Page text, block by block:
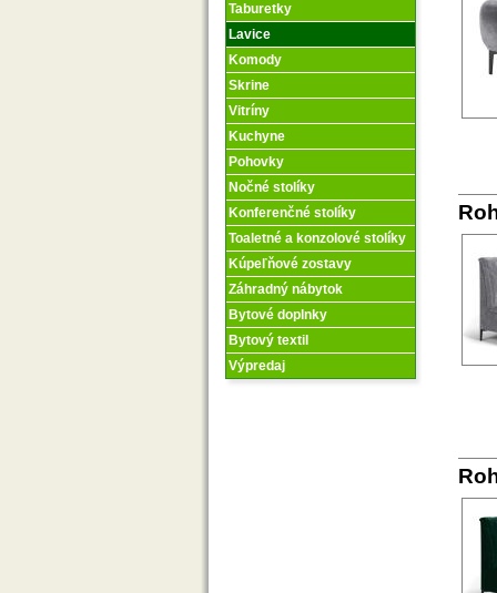
Taburetky
Lavice
Komody
Skrine
Vitríny
Kuchyne
Pohovky
Nočné stolíky
Konferenčné stolíky
Toaletné a konzolové stolíky
Kúpeľňové zostavy
Záhradný nábytok
Bytové doplnky
Bytový textil
Výpredaj